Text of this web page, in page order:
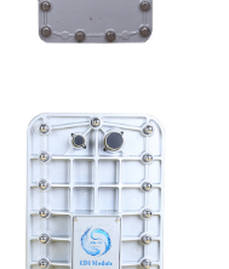
坎普尔EDI膜堆维修